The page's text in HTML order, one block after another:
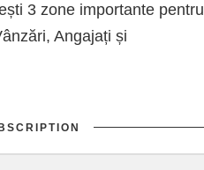
3 zone importante pentru
Angajați și